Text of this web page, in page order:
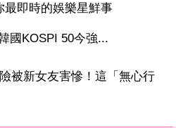
即時的娛樂星鮮事
國KOSPI 50今強...
被新女友害慘！這「無心行